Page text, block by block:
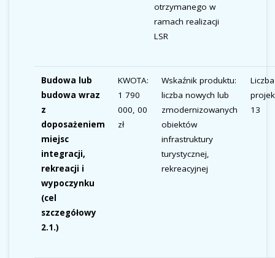
otrzymanego w
ramach realizacji
LSR
Budowa lub
budowa wraz
z
doposażeniem
miejsc
integracji,
rekreacji i
wypoczynku
(cel
szczegółowy
2.1.)
KWOTA:
1 790
000, 00
zł
Wskaźnik produktu:
liczba nowych lub
zmodernizowanych
obiektów
infrastruktury
turystycznej,
rekreacyjnej
Liczba
13